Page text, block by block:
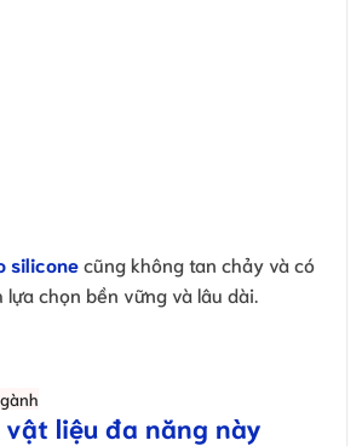
siliconecũng không tan chảy và có
chọn bền vững và lâu dài.
vật liệu đa năng này